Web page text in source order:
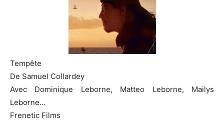
Tempête
De Samuel Collardey
Avec Dominique Leborne, Matteo Leborne, Mailys
Leborne…
Frenetic Films